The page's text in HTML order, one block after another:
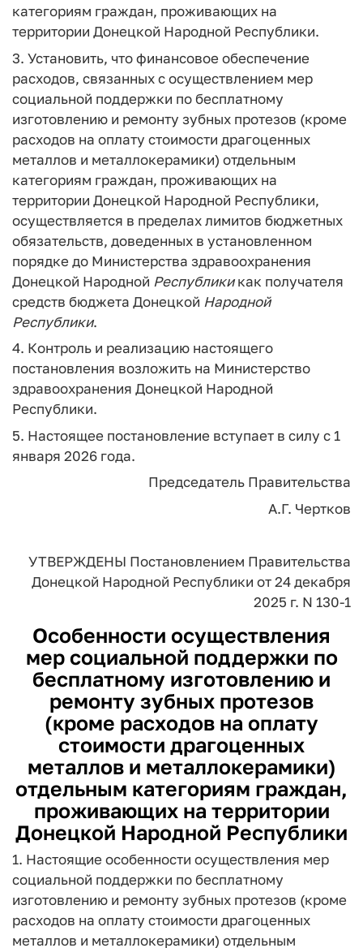
категориям граждан, проживающих на
территории Донецкой Народной Республики.
3. Установить, что финансовое обеспечение
расходов, связанных с осуществлением мер
социальной поддержки по бесплатному
изготовлению и ремонту зубных протезов (кроме
расходов на оплату стоимости драгоценных
металлов и металлокерамики) отдельным
категориям граждан, проживающих на
территории Донецкой Народной Республики,
осуществляется в пределах лимитов бюджетных
обязательств, доведенных в установленном
порядке до Министерства здравоохранения
Донецкой Народной Республикикак получателя
средств бюджета Донецкой Народной
Республики.
4. Контроль и реализацию настоящего
постановления возложить на Министерство
здравоохранения Донецкой Народной
Республики.
5. Настоящее постановление вступает в силу с 1
января 2026 года.
Председатель Правительства
А.Г. Чертков
УТВЕРЖДЕНЫ Постановлением Правительства
Донецкой Народной Республики от 24 декабря
2025 г. N 130-1
Особенности осуществления
мер социальной поддержки по
бесплатному изготовлению и
ремонту зубных протезов
(кроме расходов на оплату
стоимости драгоценных
металлов и металлокерамики)
отдельным категориям граждан,
проживающих на территории
Донецкой Народной Республики
1. Настоящие особенности осуществления мер
социальной поддержки по бесплатному
изготовлению и ремонту зубных протезов (кроме
расходов на оплату стоимости драгоценных
металлов и металлокерамики) отдельным